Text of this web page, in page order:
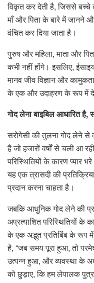
विकृत कर देती है, जिससे बच्चे
माँ और पिता के बारे में जानने
वंचित कर दिया जाता है।
पुरुष और महिला, माता और
कभी नहीं होंगे। इसलिए,
मानव जीव विज्ञान और
के एक और उदाहरण के रूप में
गोद लेना बाइबिल आधारित है,
सरोगेसी की तुलना गोद लेने से
है जो हजारों वर्षों से चली आ
परिस्थितियों के कारण प्यार
यह एक त्रासदी की
प्रदान करना चाहता है।
जबकि आधुनिक गोद लेने की
अप्रत्याशित परिस्थितियों के
के एक अद्भुत प्रतिबिंब के रूप
है, “जब समय पूरा हुआ, तो
उत्पन्न हुआ, और व्यवस्था के
को छुड़ाए, कि हम लेपालक पुत्र